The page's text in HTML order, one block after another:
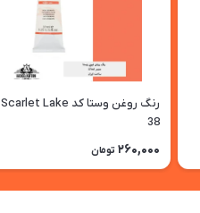
رنگ روغن وستا کد Scarlet Lake
38
260,000 تومان